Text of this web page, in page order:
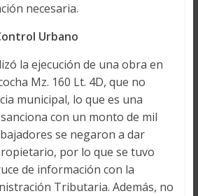
necesaria.
Urbano
la ejecución de una obra en
Mz. 160 Lt. 4D, que no
municipal, lo que es una
con un monto de mil
se negaron a dar
por lo que se tuvo
de información con la
Tributaria. Además, no